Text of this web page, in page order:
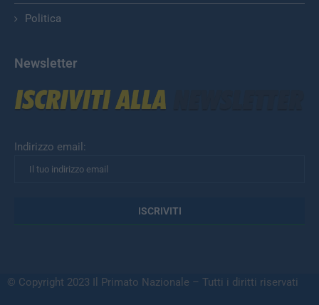
Politica
Newsletter
Indirizzo email:
© Copyright 2023 Il Primato Nazionale – Tutti i diritti riservati